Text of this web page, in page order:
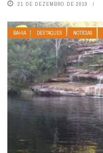
21 DE DEZEMBRO DE 2019
BAHIA DESTAQUES NOTÍCIAS